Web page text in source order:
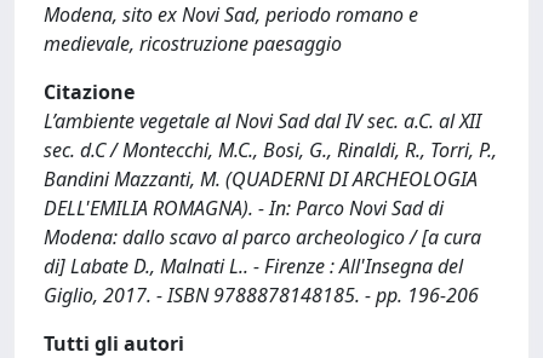
Modena, sito ex Novi Sad, periodo romano e
medievale, ricostruzione paesaggio
Citazione
L’ambiente vegetale al Novi Sad dal IV sec. a.C. al XII
sec. d.C / Montecchi, M.C., Bosi, G., Rinaldi, R., Torri, P.,
Bandini Mazzanti, M. (QUADERNI DI ARCHEOLOGIA
DELL'EMILIA ROMAGNA). - In: Parco Novi Sad di
Modena: dallo scavo al parco archeologico / [a cura
di] Labate D., Malnati L.. - Firenze : All'Insegna del
Giglio, 2017. - ISBN 9788878148185. - pp. 196-206
Tutti gli autori